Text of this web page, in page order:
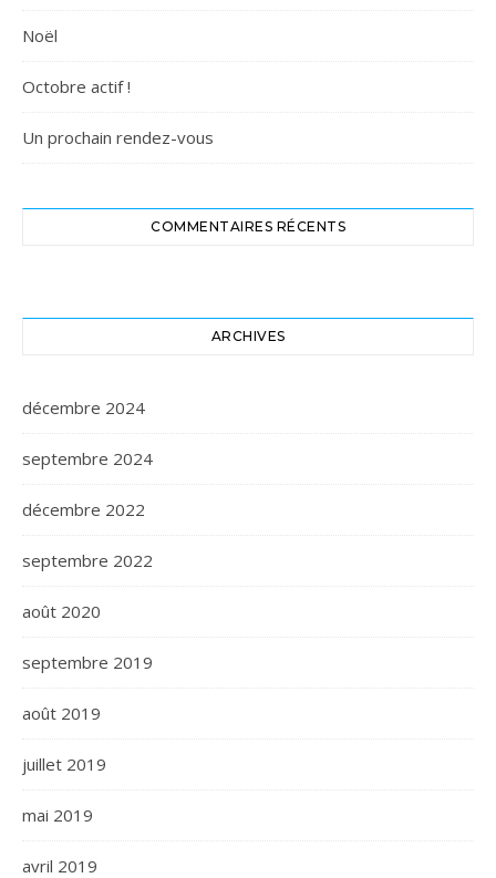
Noël
Octobre actif !
Un prochain rendez-vous
COMMENTAIRES RÉCENTS
ARCHIVES
décembre 2024
septembre 2024
décembre 2022
septembre 2022
août 2020
septembre 2019
août 2019
juillet 2019
mai 2019
avril 2019